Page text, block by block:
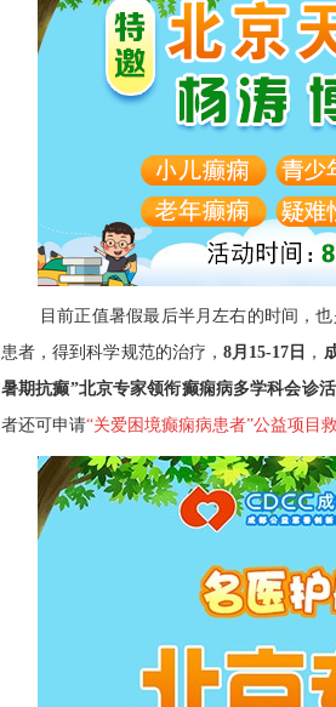
目前正值暑假最后半月左右的时间，
患者，得到科学规范的治疗，8月 15-17 日 ，
暑期抗癫”北京专家领衔癫痫病多学科会诊
者还可申请“关爱困境癫痫病患者”公益项目